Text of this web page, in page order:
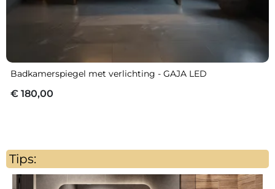
Badkamerspiegel met verlichting - GAJA LED
€ 180,00
Tips: